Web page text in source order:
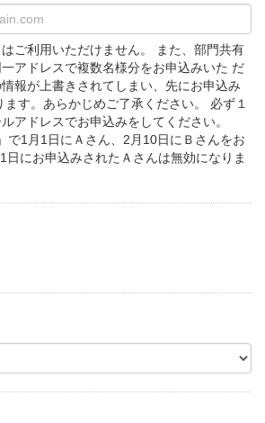
ご利用いただけません。 また、部門共有
アドレスで複数名様分をお申込みいた だ
報が上書きされてしまい、先にお申込み
す。あらかじめご了承ください。 必ず１
アドレスでお申込みをしてください。
で1月1日にＡさん、2月10日にＢさんをお
日にお申込みされたＡさんは無効になりま